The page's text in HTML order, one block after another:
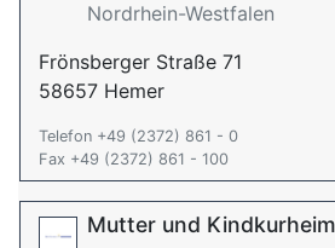
Nordrhein-Westfalen
Frönsberger Straße 71
58657 Hemer
Telefon +49 (2372) 861 - 0
Fax +49 (2372) 861 - 100
Mutter und